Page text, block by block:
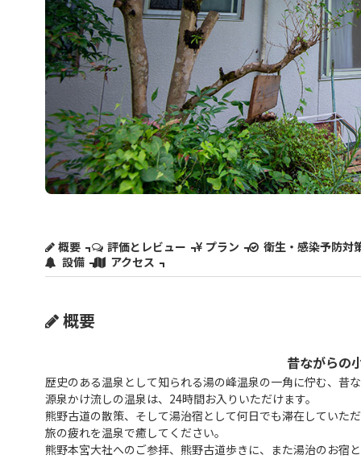
概要 評価とレビュー プラン
衛生・感染予防対
設備
アクセス
概要
昔ながらの
歴史のある温泉として知られる湯の峰温泉の一角に佇む、昔
源泉かけ流しの温泉は、24時間お入りいただけます。
熊野古道の散策、そして湯治宿として何日でも滞在していた
旅の疲れを温泉で癒してください。
熊野本宮大社へのご参拝、熊野古道歩きに、また湯治のお宿